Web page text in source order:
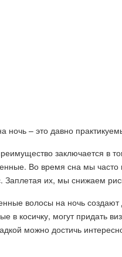
ночь – это давно
заключается в
Во время сна мы
Заплетая их, мы снижаем
волосы на ночь
в косичку, могут придать
можно достичь